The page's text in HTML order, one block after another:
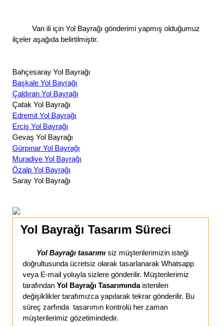
Van ili için Yol Bayrağı gönderimi yapmış olduğumuz
ilçeler aşağıda belirtilmiştir.
Bahçesaray Yol Bayrağı
Başkale Yol Bayrağı
Çaldıran Yol Bayrağı
Çatak Yol Bayrağı
Edremit Yol Bayrağı
Erciş Yol Bayrağı
Gevaş Yol Bayrağı
Gürpınar Yol Bayrağı
Muradiye Yol Bayrağı
Özalp Yol Bayrağı
Saray Yol Bayrağı
Yol Bayrağı Tasarım Süreci
Yol Bayrağı tasarımı siz müşterilerimizin isteği
doğrultusunda ücretsiz olarak tasarlanarak Whatsapp
veya E-mail yoluyla sizlere gönderilir. Müşterilerimiz
tarafından Yol Bayrağı Tasarımında istenilen
değişiklikler tarafımızca yapılarak tekrar gönderilir. Bu
süreç zarfında tasarımın kontrolü her zaman
müşterilerimiz gözetimindedir.